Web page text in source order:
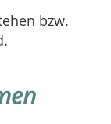
bzw.